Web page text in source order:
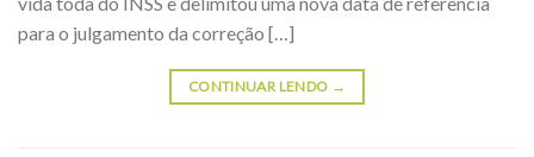
para o julgamento da correção […]
CONTINUAR LENDO →